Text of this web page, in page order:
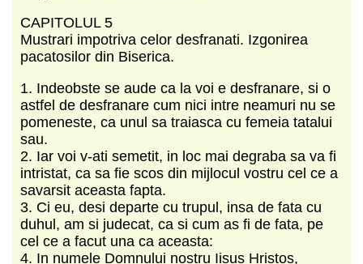
CAPITOLUL 5
Mustrari impotriva celor desfranati. Izgonirea
pacatosilor din Biserica.
1. Indeobste se aude ca la voi e desfranare, si o
astfel de desfranare cum nici intre neamuri nu se
pomeneste, ca unul sa traiasca cu femeia tatalui
sau.
2. Iar voi v-ati semetit, in loc mai degraba sa va fi
intristat, ca sa fie scos din mijlocul vostru cel ce a
savarsit aceasta fapta.
3. Ci eu, desi departe cu trupul, insa de fata cu
duhul, am si judecat, ca si cum as fi de fata, pe
cel ce a facut una ca aceasta:
4. In numele Domnului nostru Iisus Hristos,